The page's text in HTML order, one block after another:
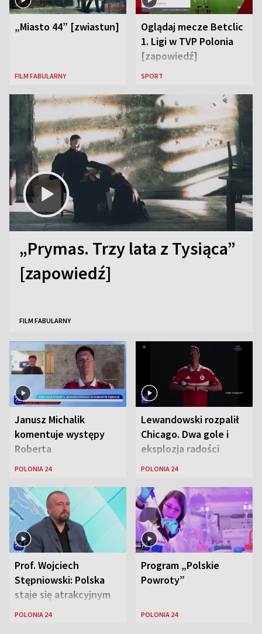
„Miasto 44” [zwiastun]
FILM FABULARNY
Oglądaj mecze Betclic
1. Ligi w TVP Polonia
[zapowiedź]
SPORT
„Prymas. Trzy lata z Tysiąca”
[zapowiedź]
FILM FABULARNY
Janusz Michalik
komentuje występy
Roberta
Lewandowskiego w
Zjednoczonych
POLONIA 24
Lewandowski rozpalił
Chicago. Dwa gole i
eksplozja radości
wśród Polonii
POLONIA 24
Prof. Wojciech
Stępniowski: Polska
staje się atrakcyjnym
miejscem dla
POLONIA 24
Program „Polskie
Powroty”
POLONIA 24